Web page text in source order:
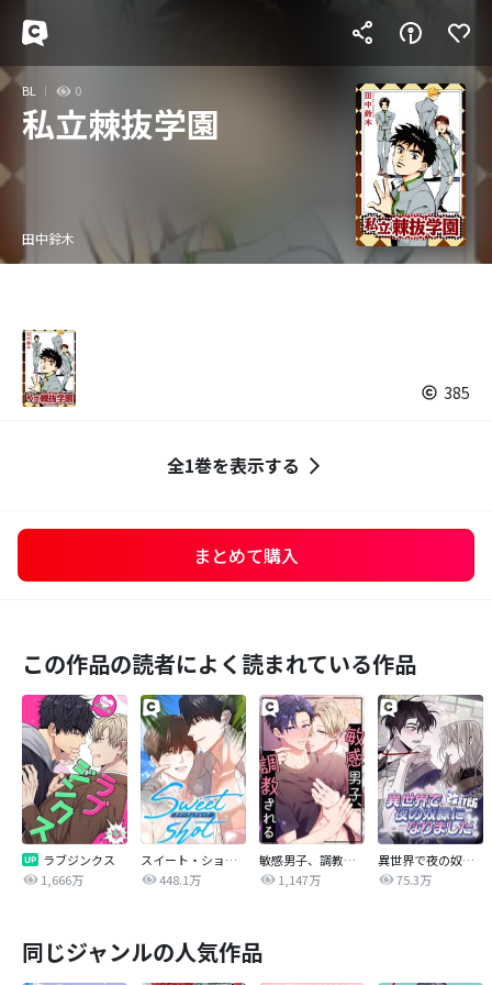
BL 0
私立棘抜学園
田中鈴木
385
全1巻を表示する
まとめて購入
この作品の読者によく読まれている作品
ラブジンクス
1,666万
スイート・ショット
448.1万
敏感男子、調教される
1,147万
異世界で夜の奴隷になりました【改訂版】
75.3万
同じジャンルの人気作品